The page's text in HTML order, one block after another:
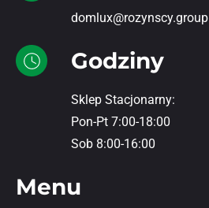
domlux@rozynscy.group
Godziny
Sklep Stacjonarny:
Pon-Pt 7:00-18:00
Sob 8:00-16:00
Menu